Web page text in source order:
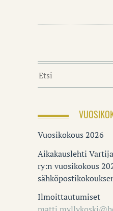
Vuosikokous 2026
Aikakauslehti
ry:n vuosikokous
Ilmoittautumiset